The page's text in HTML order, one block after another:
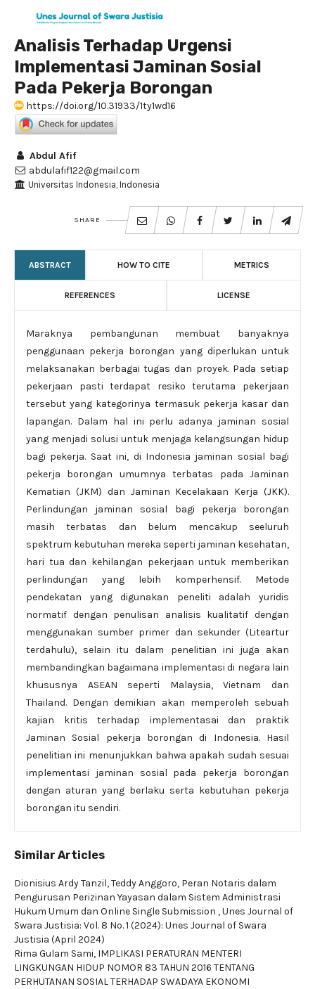
Analisis Terhadap Urgensi
Implementasi Jaminan Sosial
Pada Pekerja Borongan
https://doi.org/10.31933/1ty1wd16
Abdul Afif
abdulafif122@gmail.com
Universitas Indonesia, Indonesia
SHARE
ABSTRACT HOW TO CITE METRICS
REFERENCES LICENSE
Maraknya pembangunan membuat banyaknya
penggunaan pekerja borongan yang diperlukan untuk
melaksanakan berbagai tugas dan proyek. Pada setiap
pekerjaan pasti terdapat resiko terutama pekerjaan
tersebut yang kategorinya termasuk pekerja kasar dan
lapangan. Dalam hal ini perlu adanya jaminan sosial
yang menjadi solusi untuk menjaga kelangsungan hidup
bagi pekerja. Saat ini, di Indonesia jaminan sosial bagi
pekerja borongan umumnya terbatas pada Jaminan
Kematian (JKM) dan Jaminan Kecelakaan Kerja (JKK).
Perlindungan jaminan sosial bagi pekerja borongan
masih terbatas dan belum mencakup seeluruh
spektrum kebutuhan mereka seperti jaminan kesehatan,
hari tua dan kehilangan pekerjaan untuk memberikan
perlindungan yang lebih komperhensif. Metode
pendekatan yang digunakan peneliti adalah yuridis
normatif dengan penulisan analisis kualitatif dengan
menggunakan sumber primer dan sekunder (Liteartur
terdahulu), selain itu dalam penelitian ini juga akan
membandingkan bagaimana implementasi di negara lain
khususnya ASEAN seperti Malaysia, Vietnam dan
Thailand. Dengan demikian akan memperoleh sebuah
kajian kritis terhadap implementasai dan praktik
Jaminan Sosial pekerja borongan di Indonesia. Hasil
penelitian ini menunjukkan bahwa apakah sudah sesuai
implementasi jaminan sosial pada pekerja borongan
dengan aturan yang berlaku serta kebutuhan pekerja
borongan itu sendiri.
Similar Articles
Dionisius Ardy Tanzil, Teddy Anggoro, Peran Notaris dalam
Pengurusan Perizinan Yayasan dalam Sistem Administrasi
Hukum Umum dan Online Single Submission ,Unes Journal of
Swara Justisia: Vol. 8 No. 1 (2024): Unes Journal of Swara
Justisia (April 2024)
Rima Gulam Sami, IMPLIKASI PERATURAN MENTERI
LINGKUNGAN HIDUP NOMOR 83 TAHUN 2016 TENTANG
PERHUTANAN SOSIAL TERHADAP SWADAYA EKONOMI